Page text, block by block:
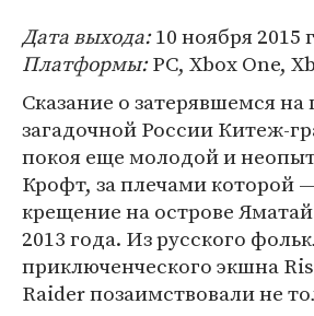
Дата выхода:10 ноября 2015
Платформы:PC, Xbox One,
Cказание о затерявшемся на
загадочной России Китеж-
покоя еще молодой и
Крофт, за плечами которой
крещение на острове
2013 года. Из русского
приключенческого экшна
Raider позаимствовали не